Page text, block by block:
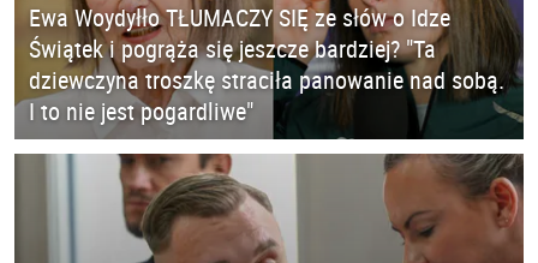
Ewa Woydyłło TŁUMACZY SIĘ ze słów o Idze
Świątek i pogrąża się jeszcze bardziej? "Ta
dziewczyna troszkę straciła panowanie nad sobą.
I to nie jest pogardliwe"